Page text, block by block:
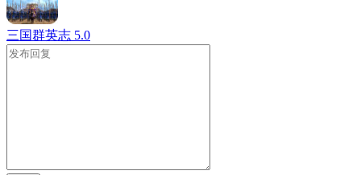
三国群英志 5.0